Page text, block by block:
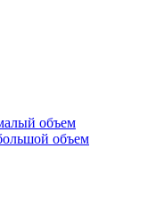
объем
объем